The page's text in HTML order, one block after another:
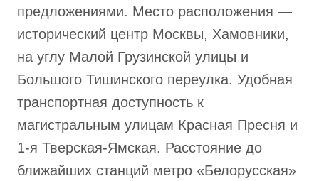
предложениями. Место расположения —
исторический центр Москвы, Хамовники,
на углу Малой Грузинской улицы и
Большого Тишинского переулка. Удобная
транспортная доступность к
магистральным улицам Красная Пресня и
1-я Тверская-Ямская. Расстояние до
ближайших станций метро «Белорусская»